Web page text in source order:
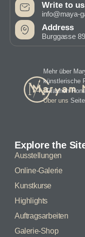
Write to us
info@maya-
Address
Burggasse
Mehr über
künstlerische
„Tirazheh
Über uns
Explore the
Ausstellungen
Online-Galerie
Kunstkurse
Highlights
Auftragsarbeiten
Galerie-Shop